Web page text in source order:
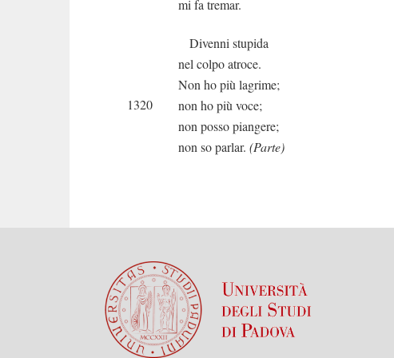
mi fa tremar.
Divenni stupida
nel colpo atroce.
Non ho più lagrime;
1320
non ho più voce;
non posso piangere;
non so parlar. (Parte)